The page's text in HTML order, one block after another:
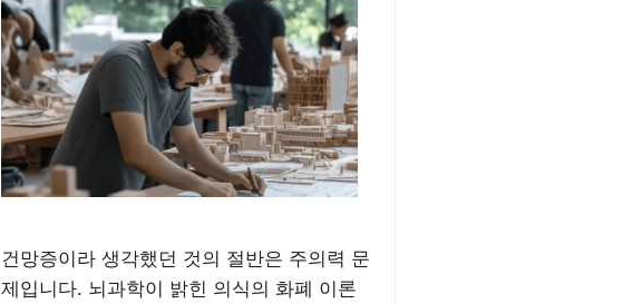
건망증이라 생각했던 것의 절반은 주의력 문
제입니다. 뇌과학이 밝힌 의식의 화폐 이론